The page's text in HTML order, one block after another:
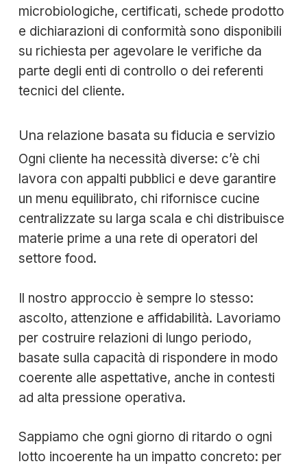
microbiologiche, certificati, schede prodotto
e dichiarazioni di conformità sono disponibili
su richiesta per agevolare le verifiche da
parte degli enti di controllo o dei referenti
tecnici del cliente.
Una relazione basata su fiducia e servizio
Ogni cliente ha necessità diverse: c’è chi
lavora con appalti pubblici e deve garantire
un menu equilibrato, chi rifornisce cucine
centralizzate su larga scala e chi distribuisce
materie prime a una rete di operatori del
settore food.
Il nostro approccio è sempre lo stesso:
ascolto, attenzione e affidabilità. Lavoriamo
per costruire relazioni di lungo periodo,
basate sulla capacità di rispondere in modo
coerente alle aspettative, anche in contesti
ad alta pressione operativa.
Sappiamo che ogni giorno di ritardo o ogni
lotto incoerente ha un impatto concreto: per